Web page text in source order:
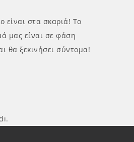
είναι στα σκαριά! Το
μας είναι σε φάση
θα ξεκινήσει σύντομα!